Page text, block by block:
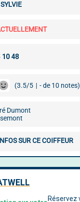
(3.5/5 | - de 10 notes)
Dumont
SUR CE COIFFEUR